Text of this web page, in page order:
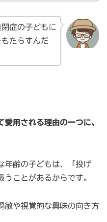
症の子どもに
たらすんだ
用される理由の一つに、
年齢の子どもは、「投げ
ことがあるからです。
敏や視覚的な興味の向き方